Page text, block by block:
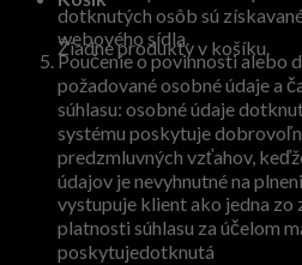
Žiadne produkty v košíku.
dotknutých osôb sú
webového sídla.
Poučenie o povinnosti
požadované osobné údaje a
súhlasu: osobné údaje
systému poskytuje
predzmluvných vzťahov,
údajov je nevyhnutné na
vystupuje klient ako jedna zo
platnosti súhlasu za účelom
poskytujedotknutá